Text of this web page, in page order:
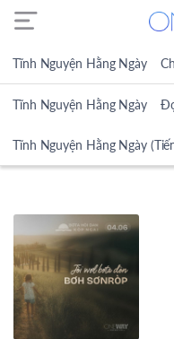
Tĩnh Nguyện Hằng Ngày
Tĩnh Nguyện Hằng Ngày
Tĩnh Nguyện Hằng Ngày